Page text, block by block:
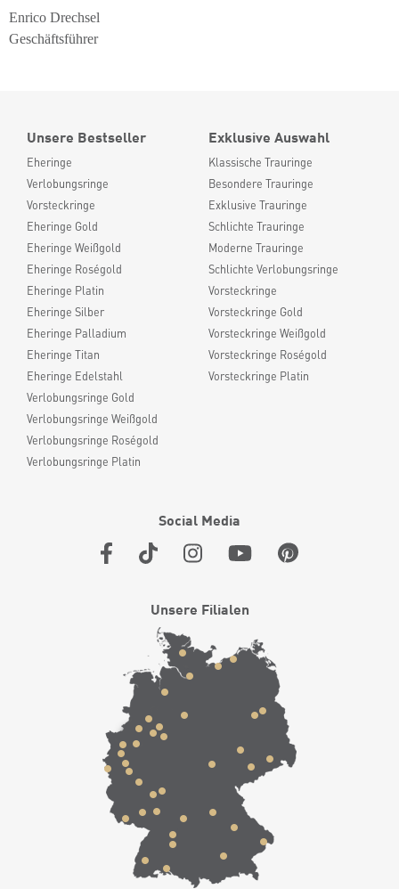
Enrico Drechsel
Geschäftsführer
Unsere Bestseller
Eheringe
Verlobungsringe
Vorsteckringe
Eheringe Gold
Eheringe Weißgold
Eheringe Roségold
Eheringe Platin
Eheringe Silber
Eheringe Palladium
Eheringe Titan
Eheringe Edelstahl
Verlobungsringe Gold
Verlobungsringe Weißgold
Verlobungsringe Roségold
Verlobungsringe Platin
Exklusive Auswahl
Klassische Trauringe
Besondere Trauringe
Exklusive Trauringe
Schlichte Trauringe
Moderne Trauringe
Schlichte Verlobungsringe
Vorsteckringe
Vorsteckringe Gold
Vorsteckringe Weißgold
Vorsteckringe Roségold
Vorsteckringe Platin
Social Media
Unsere Filialen